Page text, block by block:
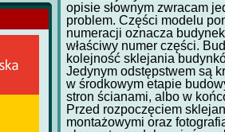
opisie słownym zwracam
problem. Części modelu
numeracji oznacza
właściwy numer części.
kolejność sklejania
Jedynym odstępstwem są
w środkowym etapie
stron ścianami, albo w
Przed rozpoczęciem
montażowymi oraz